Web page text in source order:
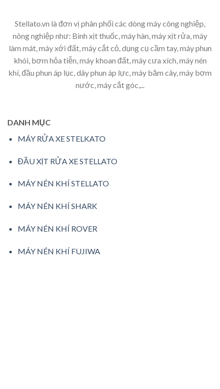
Stellato.vn là đơn vị phân phối các dòng máy công nghiệp,
nông nghiệp như: Bình xịt thuốc, máy hàn, máy xịt rửa, máy
làm mát, máy xới đất, máy cắt cỏ, dụng cụ cầm tay, máy phun
khói, bơm hỏa tiễn, máy khoan đất, máy cưa xích, máy nén
khí, đầu phun áp lục, dây phun áp lực, máy băm cây, máy bơm
nước, máy cắt góc,...
DANH MỤC
MÁY RỬA XE STELKATO
ĐẦU XỊT RỬA XE STELLATO
MÁY NÉN KHÍ STELLATO
MÁY NÉN KHÍ SHARK
MÁY NÉN KHÍ ROVER
MÁY NÉN KHÍ FUJIWA